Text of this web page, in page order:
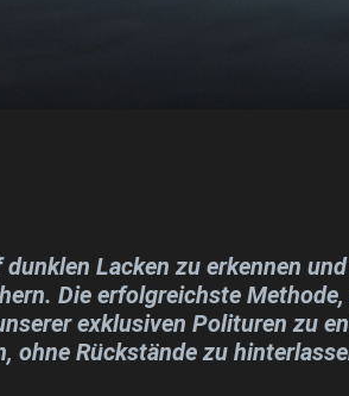
Lacken zu erkennen
Die erfolgreichste
exklusiven Polituren zu
ohne Rückstände zu